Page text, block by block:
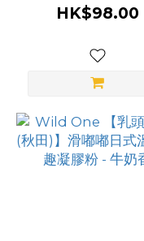
寬包莖矯正環 - 大
HK$98.00